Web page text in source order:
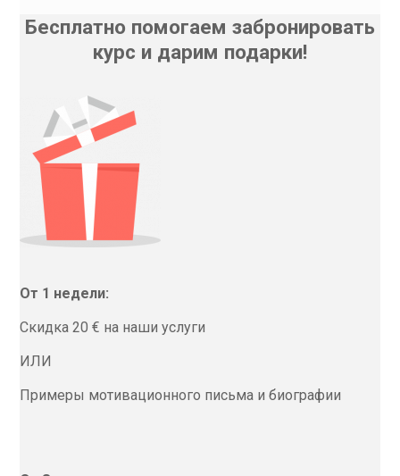
Бесплатно помогаем забронировать
курс и дарим подарки!
От 1 недели:
Скидка 20 € на наши услуги
ИЛИ
Примеры мотивационного письма и биографии